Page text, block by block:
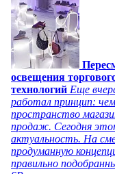
освещения
технологий Еще
работал принцип:
пространство
продаж. Сегодня
актуальность. На
продуманную
правильно